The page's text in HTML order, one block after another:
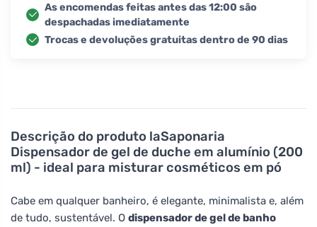
Descrição do produto laSaponaria
Dispensador de gel de duche em alumínio (200
ml) - ideal para misturar cosméticos em pó
Cabe em qualquer banheiro, é elegante, minimalista e, além
de tudo, sustentável. O dispensador de gel de banho
As encomendas feitas antes das 12:00 são
despachadas imediatamente
Trocas e devoluções gratuitas dentro de 90 dias